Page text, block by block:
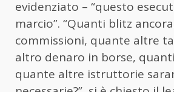
evidenziato – “questo
marcio”. “Quanti blitz
commissioni, quante altre
altro denaro in borse,
quante altre istruttorie